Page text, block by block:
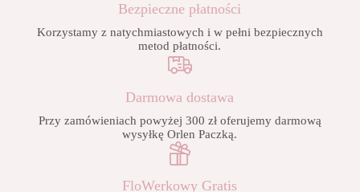
Bezpieczne płatności
Korzystamy z natychmiastowych i w pełni bezpiecznych
metod płatności.
Darmowa dostawa
Przy zamówieniach powyżej 300 zł oferujemy darmową
wysyłkę Orlen Paczką.
FloWerkowy Gratis